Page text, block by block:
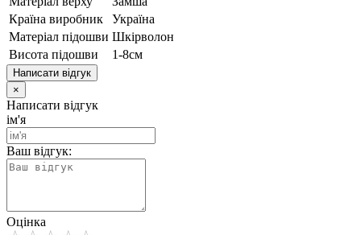
Країна виробник
Україна
Матеріал підошви Шкірволон
Висота підошви
1-8см
Написати відгук
×
Написати відгук
ім'я
Ваш відгук:
Оцінка